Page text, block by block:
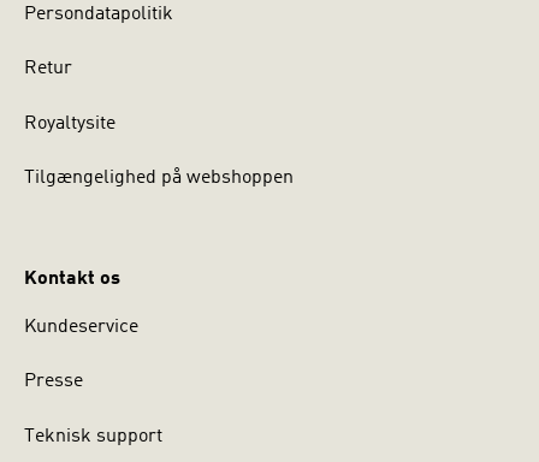
Persondatapolitik
Retur
Royaltysite
Tilgængelighed på webshoppen
Kontakt os
Kundeservice
Presse
Teknisk support